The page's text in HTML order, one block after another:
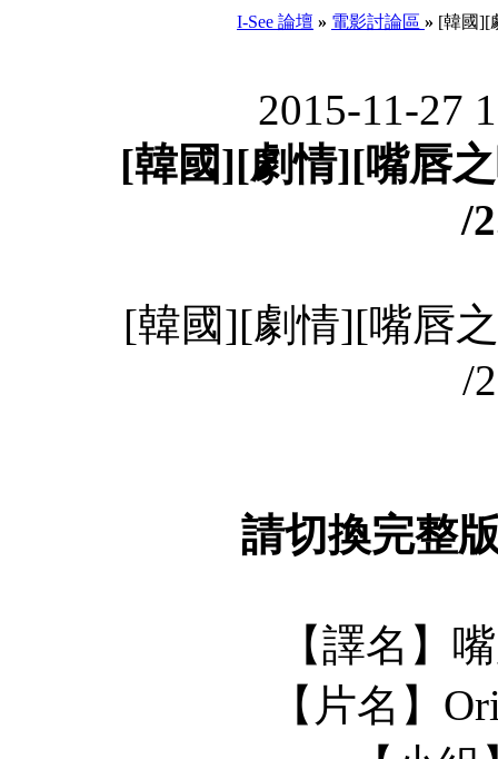
I-See 論壇 » 電影討論區 » [韓國][
2015-11-27
[韓國][劇情][嘴唇
/
[韓國][劇情][嘴唇
/
請切換完整
【譯名】
【片名】